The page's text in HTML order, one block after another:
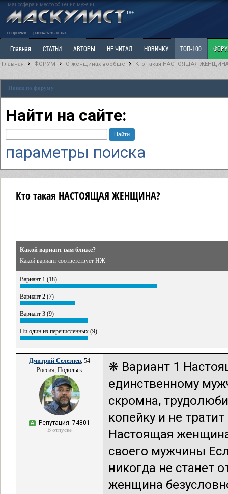
маносфера и место общения мужчин
18+
о проекте рассказать о нас
Главная СТАТЬИ АВТОРЫ НЕ ЧИТАЛ НОВИЧКУ ТОП-100
Ветка: Расстаюсь или Развожусь. САНЧАС Ветка: Наболевшее. Выскажись!
РАЗДЕЛ: Разное
Главная ФОРУМ О женщинах вообще Кто такая НАСТОЯЩАЯ
Поиск по форуму
Найти на сайте:
параметры поиска
Кто такая НАСТОЯЩАЯ ЖЕНЩИНА?
Какой вариант вам ближе?
Какой вариант соответствует НЖ
Вариант 1 (18)
Вариант 2 (7)
Вариант 3 (9)
Ни один из перечисленных (9)
Дмитрий Селезнев, 54
Россия, Подольск
А Репутация: 74801
В отпуске
❋ Вариант 1
единственному
скромна,
копейку и не
Настоящая
своего мужчины
никогда не станет
женщина